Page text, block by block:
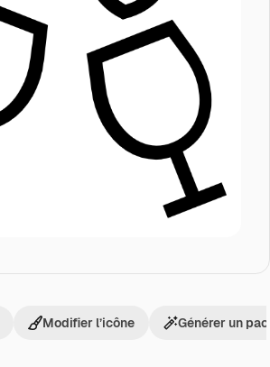
Modifier l’icône Générer un